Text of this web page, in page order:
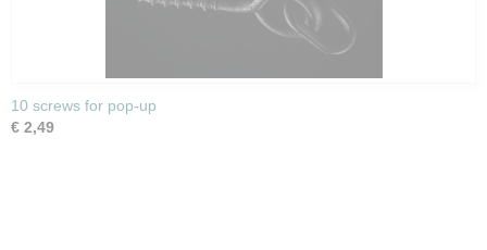
10 screws for pop-up
€ 2,49